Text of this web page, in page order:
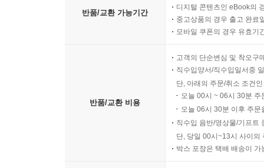
반품/교환 가능기간
디지털 콘텐츠인 eBook의
중고상품의 경우 출고 완료
모바일 쿠폰의 경우 유효기
반품/교환 비용
고객의 단순변심 및 착오구
직수입양서/직수입일서중
단, 아래의 주문/취소 조건
오늘 00시 ~ 06시 30분
오늘 06시 30분 이후 주
직수입 음반/영상물/기프트
단, 당일 00시~13시 사이의
박스 포장은 택배 배송이